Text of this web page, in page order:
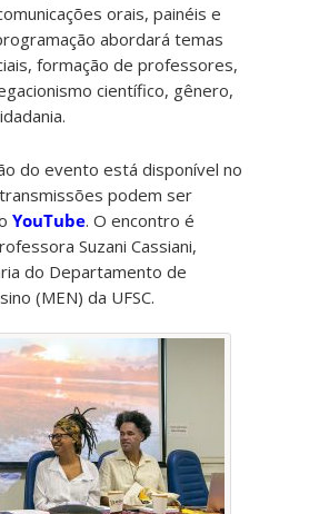
orais, painéis e
abordará temas
formação de professores,
científico, gênero,
do evento está disponível no
podem ser
YouTube. O encontro é
Suzani Cassiani,
do Departamento de
(MEN) da UFSC.